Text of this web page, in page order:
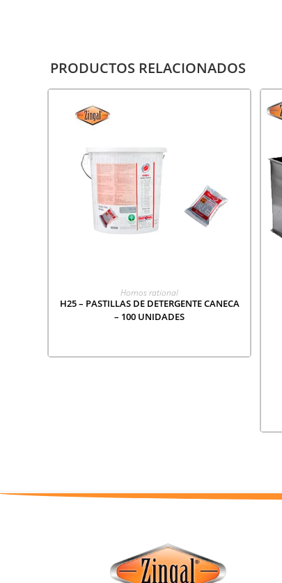
PRODUCTOS RELACIONADOS
LEER MÁS
Hornos rational
H25 – PASTILLAS DE DETERGENTE CANECA
– 100 UNIDADES